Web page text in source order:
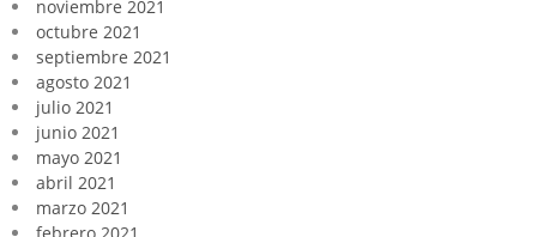
noviembre 2021
octubre 2021
septiembre 2021
agosto 2021
julio 2021
junio 2021
mayo 2021
abril 2021
marzo 2021